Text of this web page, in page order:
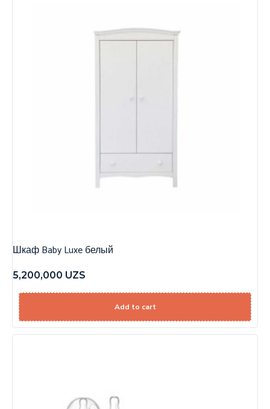
Шкаф Baby Luxe белый
5,200,000 UZS
Add to cart